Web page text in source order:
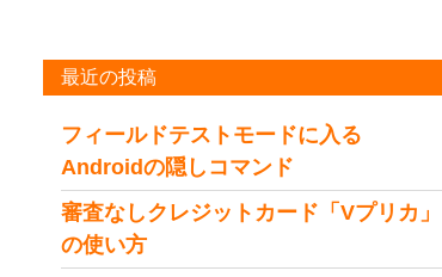
最近の投稿
フィールドテストモードに入る
Androidの隠しコマンド
審査なしクレジットカード「Vプリカ」
の使い方